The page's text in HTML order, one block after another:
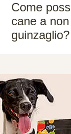
Come
cane a
guinzaglio?